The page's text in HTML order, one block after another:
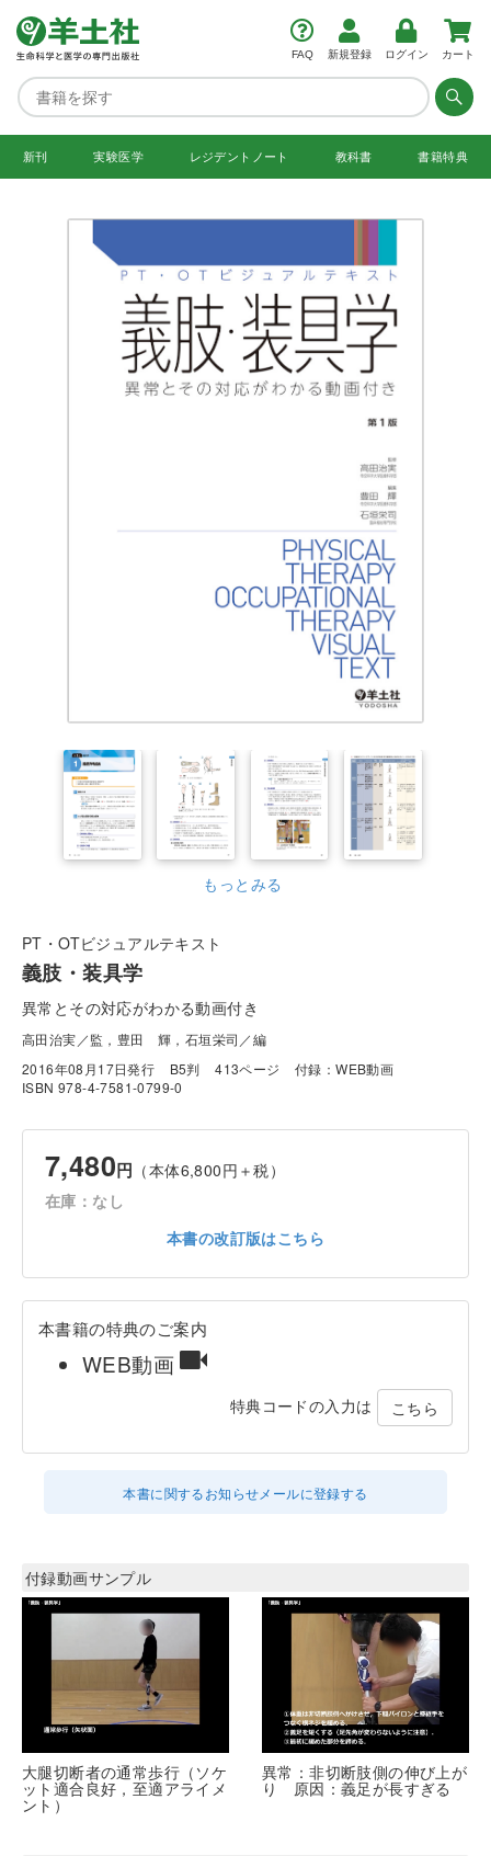
FAQ 新規登録 ログイン カート
新刊 実験医学 レジデント ノート 教科書 書籍特典
もっとみる
PT・OTビジュアルテキスト
義肢・装具学
異常とその対応がわかる動画付き
高田治実／監，豊田 輝，石垣栄司／編
2016年08月17日発行
B5判 413ページ
付録：WEB動画
ISBN 978-4-7581-0799-0
7,480円 （本体6,800円＋税）
在庫：なし
本書の改訂版はこちら
本書籍の特典のご案内
WEB動画
特典コードの入力は こちら
本書に関するお知らせメールに登録する
付録動画サンプル
大腿切断者の通常歩行（ソケ
ット適合良好，至適アライメ
ント）
異常：非切断肢側の伸び上が
り 原因：義足が長すぎる